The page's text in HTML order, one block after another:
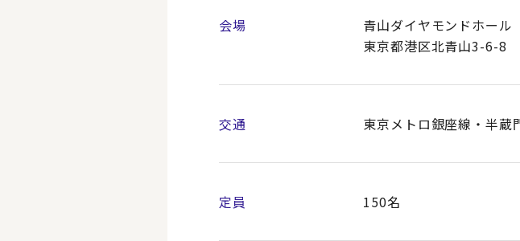
会場
青山ダイヤモンドホー
東京都港区北青山3-6-8
交通 東京メトロ銀座線・半蔵
定員 150名